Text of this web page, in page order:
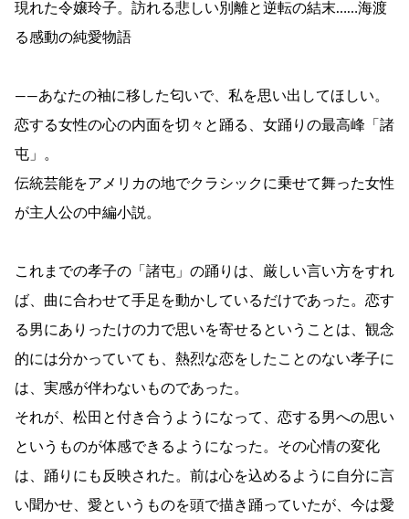
現れた令嬢玲子。訪れる悲しい別離と逆転の結末……海渡
る感動の純愛物語
――あなたの袖に移した匂いで、私を思い出してほしい。
恋する女性の心の内面を切々と踊る、女踊りの最高峰「諸
屯」。
伝統芸能をアメリカの地でクラシックに乗せて舞った女性
が主人公の中編小説。
これまでの孝子の「諸屯」の踊りは、厳しい言い方をすれ
ば、曲に合わせて手足を動かしているだけであった。恋す
る男にありったけの力で思いを寄せるということは、観念
的には分かっていても、熱烈な恋をしたことのない孝子に
は、実感が伴わないものであった。
それが、松田と付き合うようになって、恋する男への思い
というものが体感できるようになった。その心情の変化
は、踊りにも反映された。前は心を込めるように自分に言
い聞かせ、愛というものを頭で描き踊っていたが、今は愛